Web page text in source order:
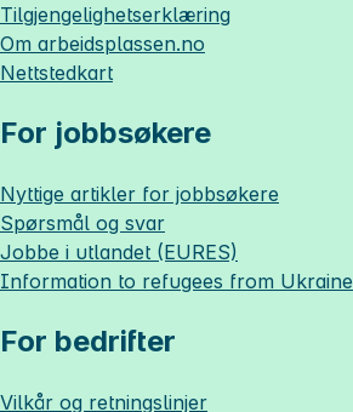
Tilgjengelighetserklæring
Om arbeidsplassen.no
Nettstedkart
For jobbsøkere
Nyttige artikler for jobbsøkere
Spørsmål og svar
Jobbe i utlandet (EURES)
Information to refugees from Ukraine
For bedrifter
Vilkår og retningslinjer